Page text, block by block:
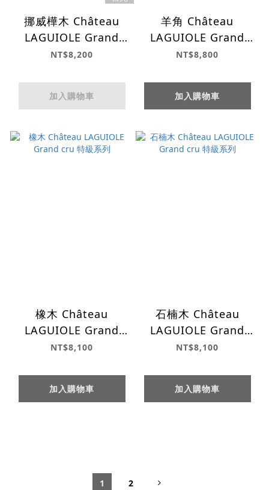
挪威樺木 Château
LAGUIOLE Grand
cru 特級系列
NT$8,200
加入購物車
羊角 Château
LAGUIOLE Grand
cru 特級系列
NT$8,800
加入購物車
橡木 Château
LAGUIOLE Grand
cru 特級系列
NT$8,100
加入購物車
石楠木 Château
LAGUIOLE Grand
cru 特級系列
NT$8,100
加入購物車
1 2